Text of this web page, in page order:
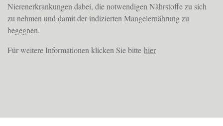
Nierenerkrankungen dabei, die notwendigen Nährstoffe zu sich
zu nehmen und damit der indizierten Mangelernährung zu
begegnen.
Für weitere Informationen klicken Sie bitte hier